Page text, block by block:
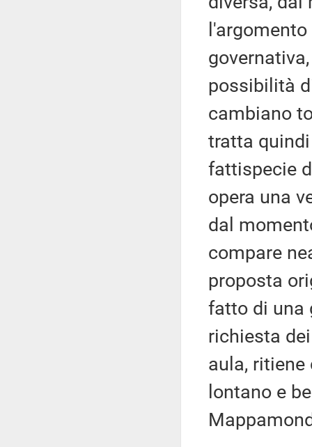
possibilità
cambiano
tratta
fattispecie
opera una
dal
compare
proposta
fatto di una
richiesta
aula, ritiene
lontano e